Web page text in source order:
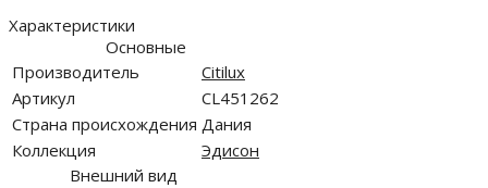
Характеристики
Основные
Производитель
Citilux
Артикул
CL451262
Страна происхождения Дания
Коллекция
Эдисон
Внешний вид